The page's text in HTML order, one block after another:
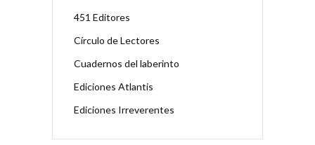
451 Editores
Círculo de Lectores
Cuadernos del laberinto
Ediciones Atlantis
Ediciones Irreverentes